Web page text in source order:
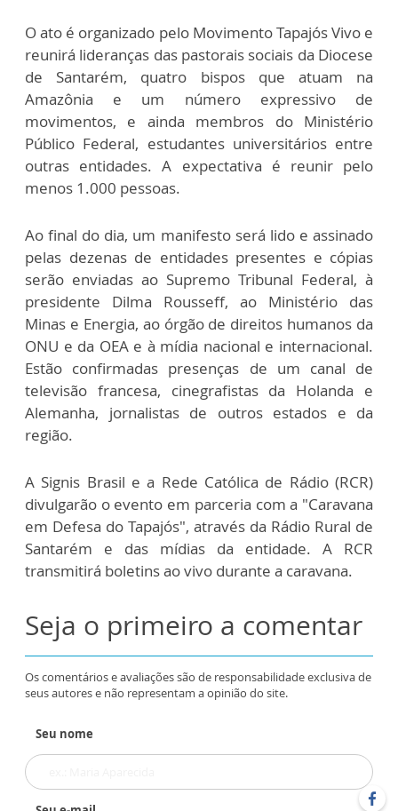
O ato é organizado pelo Movimento Tapajós Vivo e
reunirá lideranças das pastorais sociais da Diocese
de Santarém, quatro bispos que atuam na
Amazônia e um número expressivo de
movimentos, e ainda membros do Ministério
Público Federal, estudantes universitários entre
outras entidades. A expectativa é reunir pelo
menos 1.000 pessoas.
Ao final do dia, um manifesto será lido e assinado
pelas dezenas de entidades presentes e cópias
serão enviadas ao Supremo Tribunal Federal, à
presidente Dilma Rousseff, ao Ministério das
Minas e Energia, ao órgão de direitos humanos da
ONU e da OEA e à mídia nacional e internacional.
Estão confirmadas presenças de um canal de
televisão francesa, cinegrafistas da Holanda e
Alemanha, jornalistas de outros estados e da
região.
A Signis Brasil e a Rede Católica de Rádio (RCR)
divulgarão o evento em parceria com a "Caravana
em Defesa do Tapajós", através da Rádio Rural de
Santarém e das mídias da entidade. A RCR
transmitirá boletins ao vivo durante a caravana.
Seja o primeiro a comentar
Os comentários e avaliações são de responsabilidade exclusiva de
seus autores e não representam a opinião do site.
Seu nome